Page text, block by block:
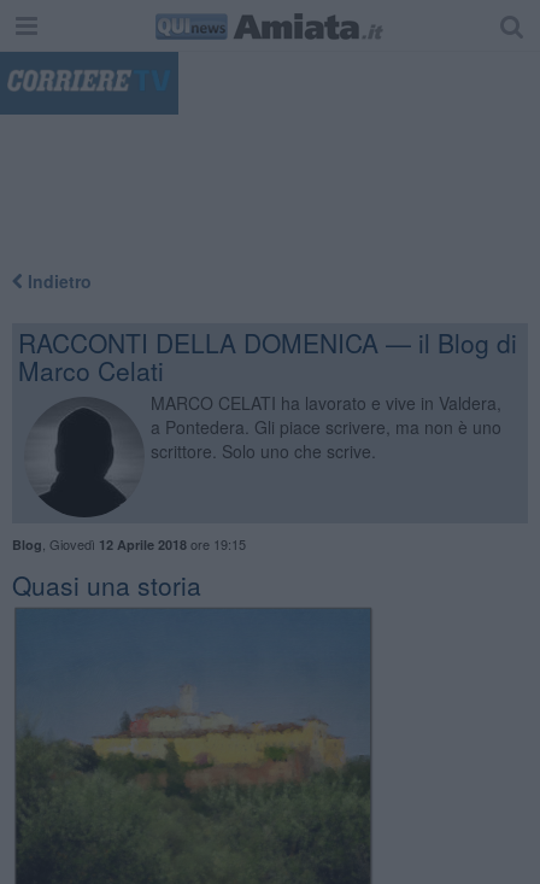
Indietro
RACCONTI DELLA DOMENICA — il Blog di
Marco Celati
MARCO CELATI ha lavorato e vive in Valdera,
a Pontedera. Gli piace scrivere, ma non è uno
scrittore. Solo uno che scrive.
Blog Giovedì 12 Aprile 2018ore 19:15
Quasi una storia